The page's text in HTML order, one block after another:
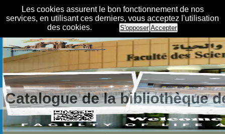
Les cookies assurent le bon fonctionnement de nos
services, en utilisant ces derniers, vous acceptez l'utilisation
des cookies.
S'opposer Accepter
Catalogue de la bibliothèque